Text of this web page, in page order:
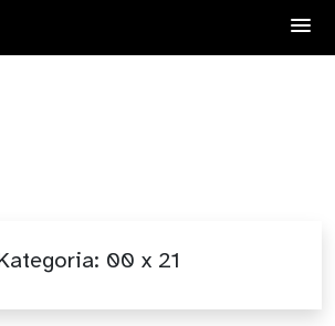
00 x 21